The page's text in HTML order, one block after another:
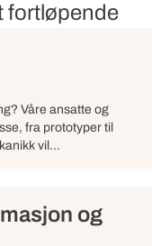
fortløpende
Våre ansatte og
fra prototyper til
vil...
og